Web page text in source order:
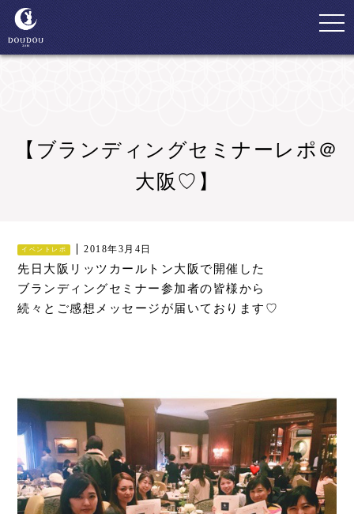
【ブランディングセミナーレポ＠
大阪♡】
イベントレポ 2018年3月4日
先日大阪リッツカールトン大阪で開催した
ブランディングセミナー参加者の皆様から
続々とご感想メッセージが届いております♡